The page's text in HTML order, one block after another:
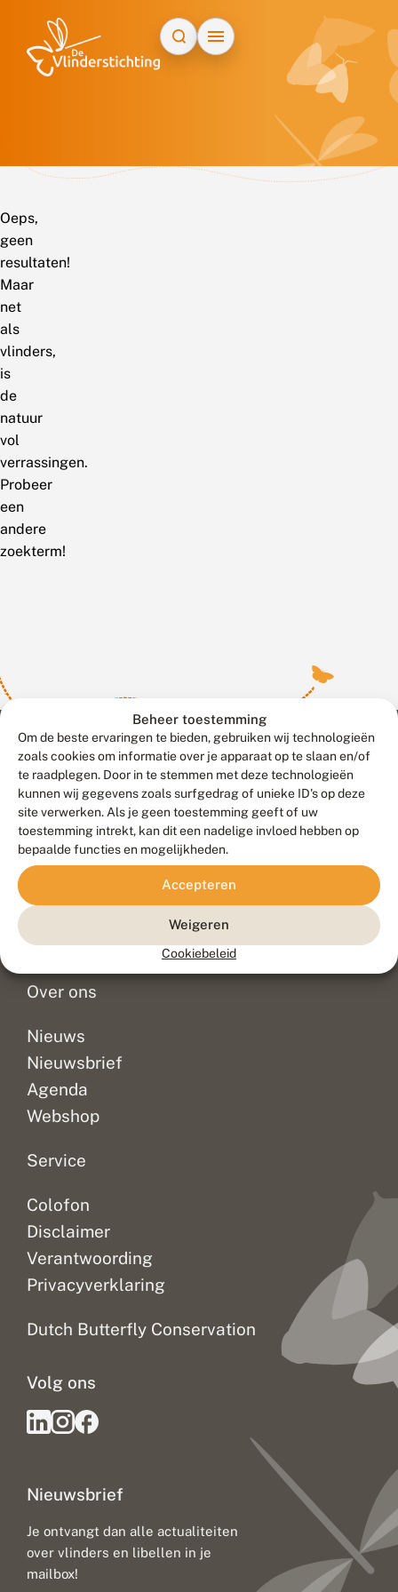
Beheer toestemming
Om de beste ervaringen te bieden, gebruiken wij technologieën
zoals cookies om informatie over je apparaat op te slaan en/of
te raadplegen. Door in te stemmen met deze technologieën
kunnen wij gegevens zoals surfgedrag of unieke ID's op deze
site verwerken. Als je geen toestemming geeft of uw
toestemming intrekt, kan dit een nadelige invloed hebben op
bepaalde functies en mogelijkheden.
Accepteren
Weigeren
Cookiebeleid
Oeps,
geen
resultaten!
Maar
net
als
vlinders,
is
de
natuur
vol
verrassingen.
Probeer
een
andere
zoekterm!
Contact
Veelgestelde vragen
Doneer
Over ons
Nieuws
Nieuwsbrief
Agenda
Webshop
Service
Colofon
Disclaimer
Verantwoording
Privacyverklaring
Dutch Butterfly Conservation
Nieuwsbrief
Je ontvangt dan alle actualiteiten
over vlinders en libellen in je
mailbox!
Volg ons
Meld waarnemingen© 2026 Vlinderstichting
Duurzaam ontwikkeld door
Go2People
, ontworpen door
Blue Field Agency
Privacy
Disclaimer
Sitemap